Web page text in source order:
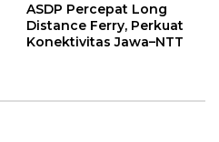
ASDP Percepat Long
Distance Ferry, Perkuat
Konektivitas Jawa–NTT